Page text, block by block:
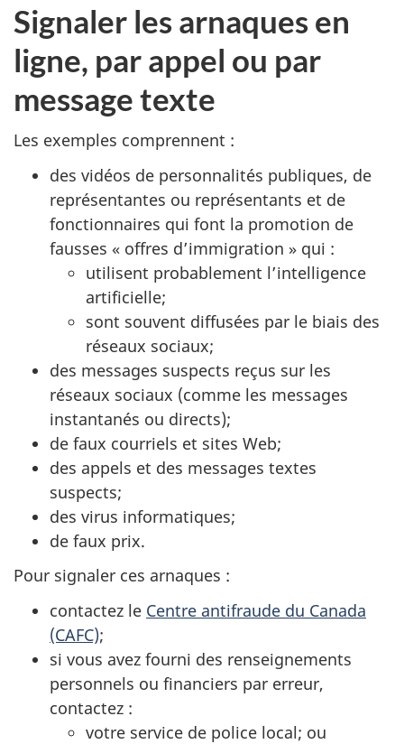
Signaler les arnaques en
ligne, par appel ou par
message texte
Les exemples comprennent :
des vidéos de personnalités publiques, de
représentantes ou représentants et de
fonctionnaires qui font la promotion de
fausses « offres d’immigration » qui :
utilisent probablement l’intelligence
artificielle;
sont souvent diffusées par le biais des
réseaux sociaux;
des messages suspects reçus sur les
réseaux sociaux (comme les messages
instantanés ou directs);
de faux courriels et sites Web;
des appels et des messages textes
suspects;
des virus informatiques;
de faux prix.
Pour signaler ces arnaques :
contactez le Centre antifraude du Canada
(CAFC);
si vous avez fourni des renseignements
personnels ou financiers par erreur,
contactez :
votre service de police local; ou